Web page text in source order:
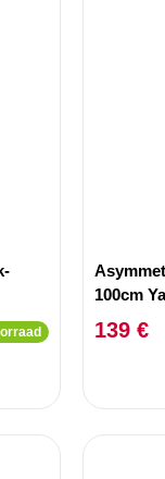
100cm
139 €